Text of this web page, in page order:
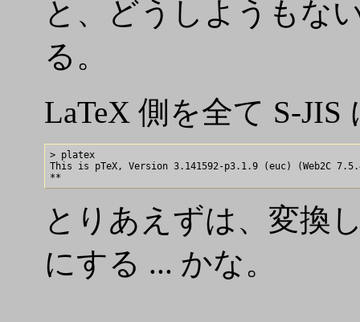
と、どうしようもな
る。
LaTeX 側を全て S-
> platex
This is pTeX, Version 3.141592-p3.1.9 (euc) (Web2C
とりあえずは、変換
にする ... かな。